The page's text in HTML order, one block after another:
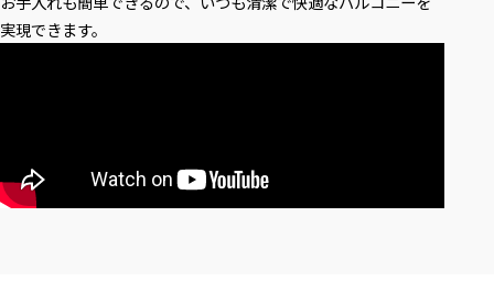
実現できます。